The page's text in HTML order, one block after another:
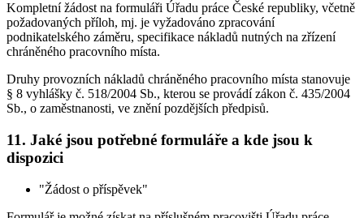
Kompletní žádost na formuláři Úřadu práce České republiky, včetně
požadovaných příloh, mj. je vyžadováno zpracování
podnikatelského záměru, specifikace nákladů nutných na zřízení
chráněného pracovního místa.
Druhy provozních nákladů chráněného pracovního místa stanovuje
§ 8 vyhlášky č. 518/2004 Sb., kterou se provádí zákon č. 435/2004
Sb., o zaměstnanosti, ve znění pozdějších předpisů.
11. Jaké jsou potřebné formuláře a kde jsou k
dispozici
"Žádost o příspěvek"